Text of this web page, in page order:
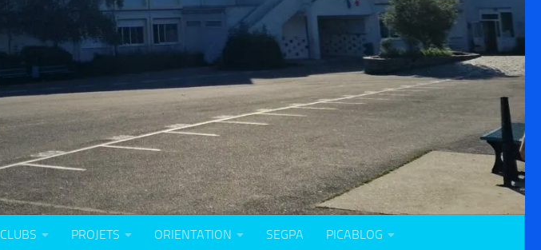
CLUBS PROJETS ORIENTATION SEGPA PICABLOG